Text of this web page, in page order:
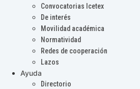
Convocatorias Icetex
De interés
Movilidad académica
Normatividad
Redes de cooperación
Lazos
Ayuda
Directorio